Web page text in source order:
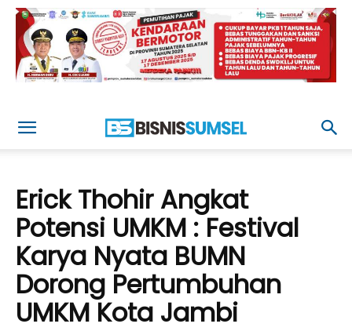
Erick Thohir Angkat
Potensi UMKM : Festival
Karya Nyata BUMN
Dorong Pertumbuhan
UMKM Kota Jambi